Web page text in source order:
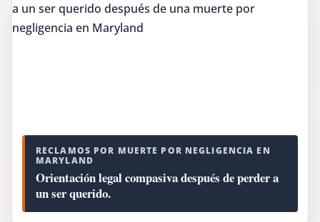
RECLAMOS POR MUERTE POR NEGLIGENCIA EN
MARYLAND
Orientación legal compasiva después de perder a
un ser querido.